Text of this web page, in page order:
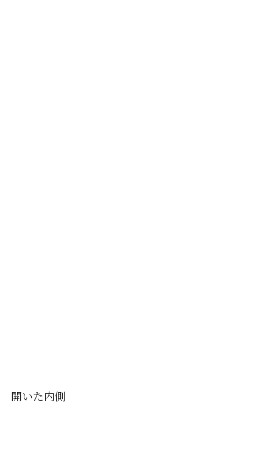
開いた内側